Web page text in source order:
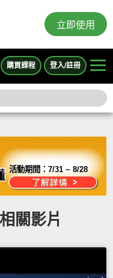
立即使用
購買課程 登入/註冊
活動期間：7/31 ~ 8/28
關影片